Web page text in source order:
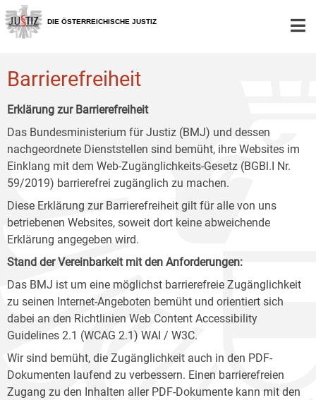
Zur
Hauptnavigation
[1]
Zum
Inhalt
[2]
Zum
Untermenü
[3]
DIE ÖSTERREICHISCHE JUSTIZ
Barrierefreiheit
Erklärung zur Barrierefreiheit
Das Bundesministerium für Justiz (BMJ) und dessen
nachgeordnete Dienststellen sind bemüht, ihre Websites im
Einklang mit dem Web-Zugänglichkeits-Gesetz (BGBl.I Nr.
59/2019) barrierefrei zugänglich zu machen.
Diese Erklärung zur Barrierefreiheit gilt für alle von uns
betriebenen Websites, soweit dort keine abweichende
Erklärung angegeben wird.
Stand der Vereinbarkeit mit den Anforderungen:
Das BMJ ist um eine möglichst barrierefreie Zugänglichkeit
zu seinen Internet-Angeboten bemüht und orientiert sich
dabei an den Richtlinien Web Content Accessibility
Guidelines 2.1 (WCAG 2.1) WAI / W3C.
Wir sind bemüht, die Zugänglichkeit auch in den PDF-
Dokumenten laufend zu verbessern. Einen barrierefreien
Zugang zu den Inhalten aller PDF-Dokumente kann mit den